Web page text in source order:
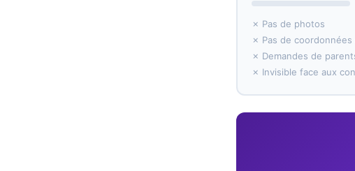
✗ Pas de photos
✗ Pas de
✗ Demandes de
✗ Invisible face aux